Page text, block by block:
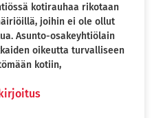
kotirauhaa rikotaan
joihin ei ole ollut
Asunto-osakeyhtiölain
oikeutta turvalliseen
kotiin,